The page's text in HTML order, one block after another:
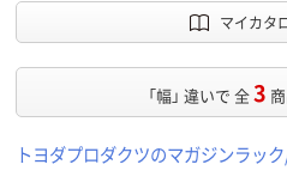
マイカタ
「幅」 違いで 全3
トヨダプロダクツのマガジンラッ